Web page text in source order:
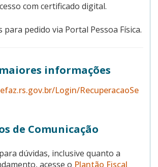
com certificado digital.
para pedido via Portal Pessoa Física.
informações
Login/RecuperacaoSe
de Comunicação
dúvidas, inclusive quanto a
acesse o Plantão Fiscal